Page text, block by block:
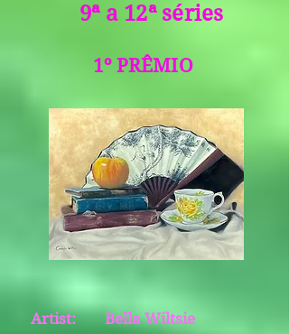
9ª a 12ª séries
1º PRÊMIO
Artist: Bella Wiltsie